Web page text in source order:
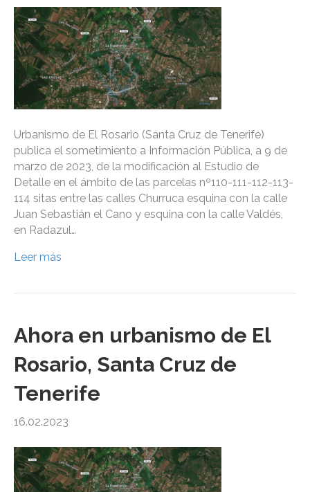
Urbanismo de El Rosario (Santa Cruz de Tenerife)
publica el sometimiento a Información Pública, a 9 de
marzo de 2023, de la modificación al Estudio de
Detalle en el ámbito de las parcelas nº110-111-112-113-
114 sitas entre las calles Churruca esquina con la calle
Juan Sebastián el Cano y esquina con la calle Valdés,
en Radazul…
Leer más
Ahora en urbanismo de El
Rosario, Santa Cruz de
Tenerife
16.02.2023